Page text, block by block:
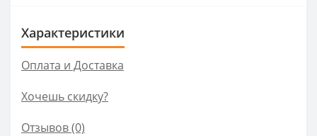
Характеристики
Оплата и Доставка
Хочешь скидку?
Отзывов (0)